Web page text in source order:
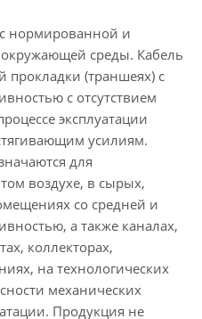
с нормированной и
среды. Кабель
прокладки (траншеях) с
с отсутствием
эксплуатации
усилиям.
для
воздухе, в сырых,
со средней и
а также каналах,
коллекторах,
на технологических
механических
Продукция не